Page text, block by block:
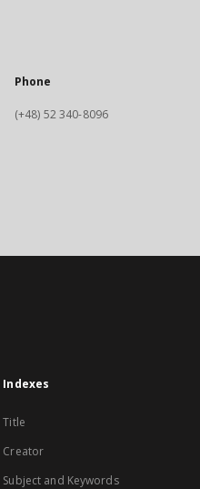
Phone
(+48) 52 340-8096
Indexes
Title
Creator
Subject and Keywords